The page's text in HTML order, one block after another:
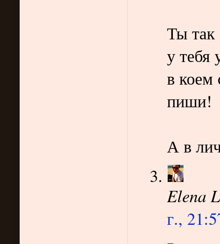
Ты так
у тебя
в коем
пиши!
А в
Elena
г.,